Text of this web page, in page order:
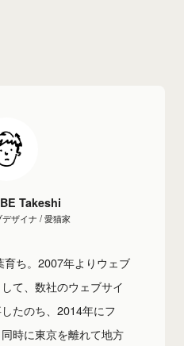
Takeshi
ザイナ / 愛猫家
ち。2007年よりウェブ
て、数社のウェブサイ
たのち、2014年にフ
時に東京を離れて地方